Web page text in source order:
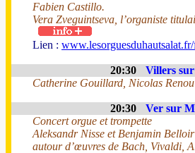
Fabien Castillo.
Vera Zveguintseva, l’organiste
Lien :
20:30
Villers
Catherine Gouillard, Nicolas
20:30
Ver sur
Concert orgue et trompette
Aleksandr Nisse et Benjamin Belloir
autour d’œuvres de Bach, Vivaldi,